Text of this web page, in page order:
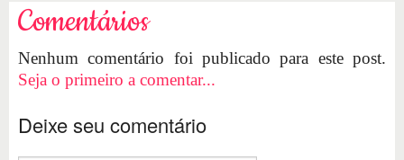
Comentários
Nenhum comentário foi publicado para este post.
Seja o primeiro a comentar...
Deixe seu comentário